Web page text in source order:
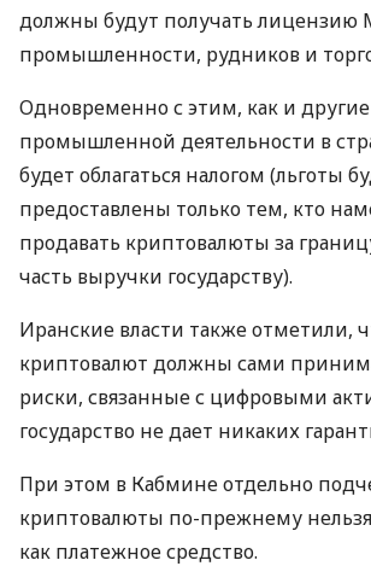
должны будут получать лицензию
промышленности, рудников и
Одновременно с этим, как и
промышленной деятельности в
будет облагаться налогом (льготы
предоставлены только тем, кто
продавать криптовалюты за
часть выручки государству).
Иранские власти также отметили,
криптовалют должны сами
риски, связанные с цифровыми
государство не дает никаких
При этом в Кабмине отдельно
криптовалюты по-прежнему нельзя
как платежное средство.